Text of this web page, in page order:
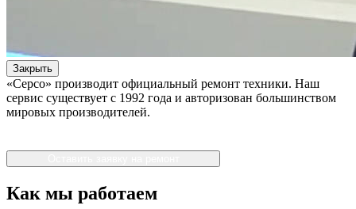
Закрыть
«Серсо» производит официальный ремонт техники. Наш
сервис существует с 1992 года и авторизован большинством
мировых производителей.
Как мы работаем